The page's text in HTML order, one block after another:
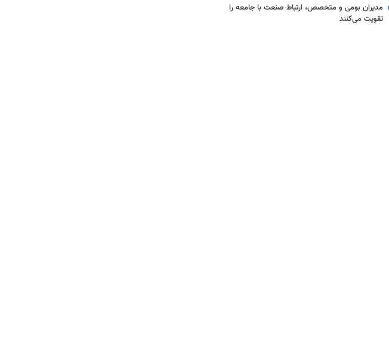
مدیران بومی و متخصص، ارتباط صنعت با جامعه را
تقویت می‌کنند